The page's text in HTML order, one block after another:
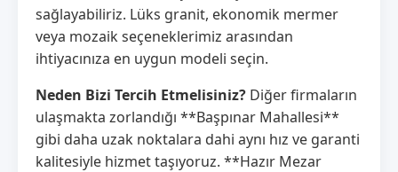
sağlayabiliriz. Lüks granit, ekonomik mermer
veya mozaik seçeneklerimiz arasından
ihtiyacınıza en uygun modeli seçin.
Neden Bizi Tercih Etmelisiniz? Diğer firmaların
ulaşmakta zorlandığı **Başpınar Mahallesi**
gibi daha uzak noktalara dahi aynı hız ve garanti
kalitesiyle hizmet taşıyoruz. **Hazır Mezar